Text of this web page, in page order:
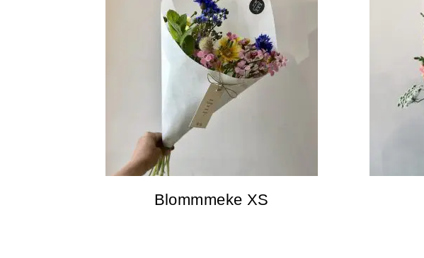
Blommmeke XS